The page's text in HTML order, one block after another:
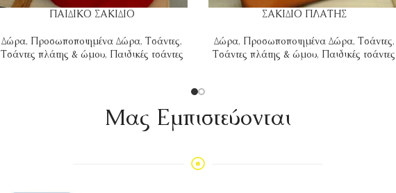
ΠΑΙΔΙΚΟ ΣΑΚΙΔΙΟ
Δώρα, Προσωποποιημένα Δώρα,Τσάντες,
Τσάντες πλάτης & ώμου, Παιδικές τσάντες
ΣΑΚΙΔΙΟ ΠΛΑΤΗΣ
Δώρα, Προσωποποιημένα Δώρα, Τσάντες,
Τσάντες πλάτης & ώμου, Παιδικές τσάντες
Mας Εμπιστεύονται